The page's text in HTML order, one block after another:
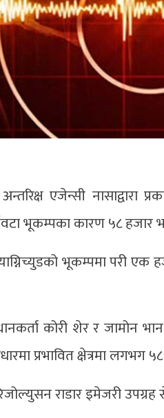
एजेन्सी नासाद्वारा
भूकम्पका कारण ५८ हजार
भूकम्पमा परी एक
कोरी शेर र
प्रभावित क्षेत्रमा
राडार इमेजरी